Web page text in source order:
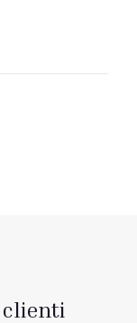
clienti